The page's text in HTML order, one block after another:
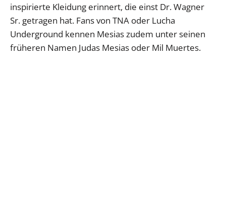
inspirierte Kleidung erinnert, die einst Dr. Wagner
Sr. getragen hat. Fans von TNA oder Lucha
Underground kennen Mesias zudem unter seinen
früheren Namen Judas Mesias oder Mil Muertes.